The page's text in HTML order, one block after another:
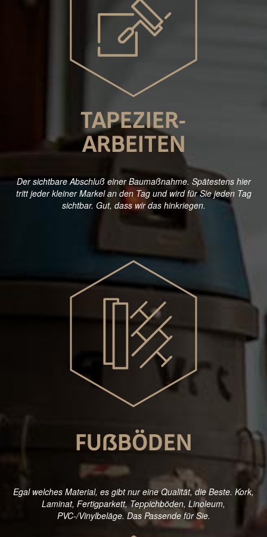
TAPEZIER-
ARBEITEN
Der sichtbare Abschluß einer Baumaßnahme. Spätestens hier
tritt jeder kleiner Markel an den Tag und wird für Sie jeden Tag
sichtbar. Gut, dass wir das hinkriegen.
FUßBÖDEN
Egal welches Material, es gibt nur eine Qualität, die Beste. Kork,
Laminat, Fertigparkett, Teppichböden, Linoleum,
PVC-/Vinylbeläge. Das Passende für Sie.